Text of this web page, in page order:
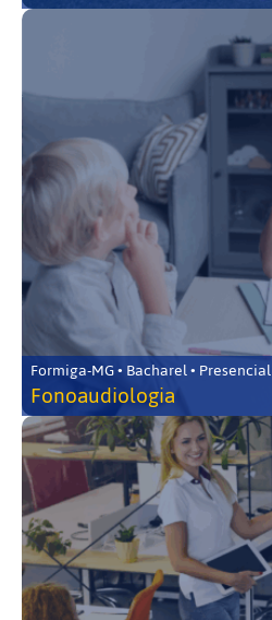
Formiga-MG • Bacharel • Presencial
Fonoaudiologia